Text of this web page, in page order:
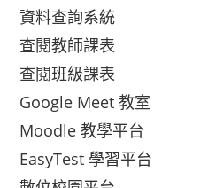
資料查詢系統
查閱教師課表
查閱班級課表
Google Meet 教室
Moodle 教學平台
EasyTest 學習平台